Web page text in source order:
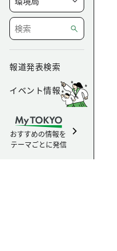
報道発表検索
イベント情報
おすすめの情報を
テーマごとに発信